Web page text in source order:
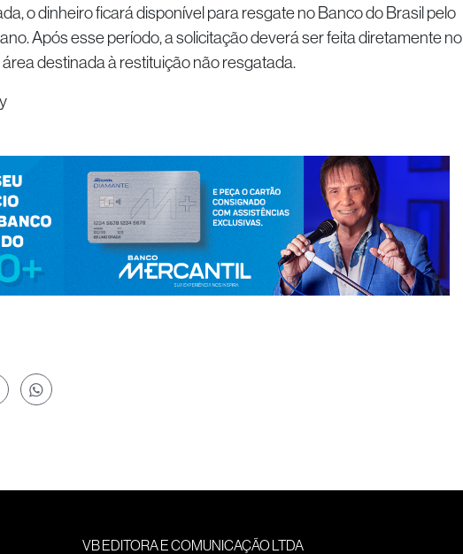
o dinheiro ficará disponível para resgate no Banco do Brasil pelo
Após esse período, a solicitação deverá ser feita diretamente no
área destinada à restituição não resgatada.
VB EDITORA E COMUNICAÇÃO LTDA